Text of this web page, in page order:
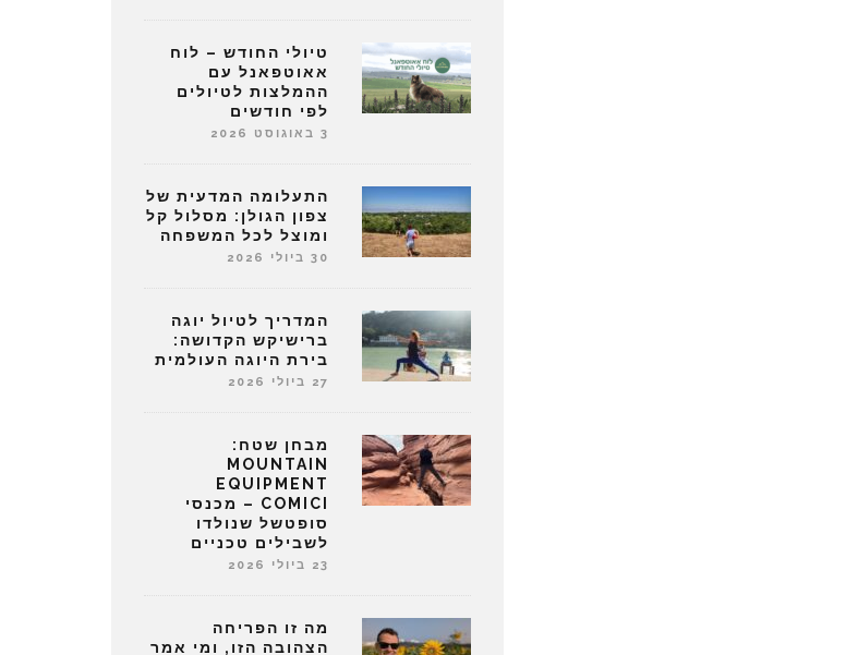
טיולי החודש – לוח
אאוטפאנל עם
ההמלצות לטיולים
לפי חודשים
3 באוגוסט 2026
התעלומה המדעית של
צפון הגולן: מסלול קל
ומוצל לכל המשפחה
30 ביולי 2026
המדריך לטיול יוגה
ברישיקש הקדושה:
בירת היוגה העולמית
27 ביולי 2026
מבחן שטח:
MOUNTAIN
EQUIPMENT
COMICI – מכנסי
סופטשל שנולדו
לשבילים טכניים
23 ביולי 2026
מה זו הפריחה
הצהובה הזו, ומי אמר